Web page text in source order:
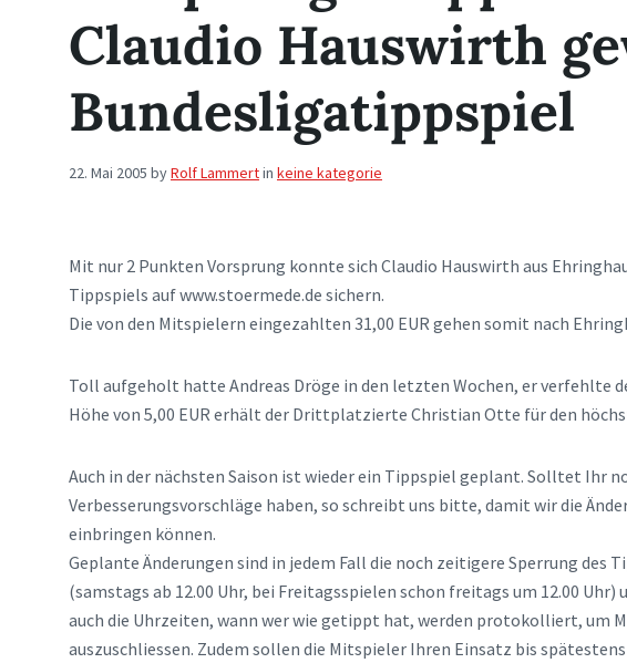
Claudio Hauswirth
Bundesligatippspiel
22. Mai 2005 byRolf Lammertin keine kategorie
Mit nur 2 Punkten Vorsprung konnte sich Claudio Hauswirth aus
Tippspiels auf www.stoermede.de sichern.
Die von den Mitspielern eingezahlten 31,00 EUR gehen somit nach
Toll aufgeholt hatte Andreas Dröge in den letzten Wochen, er verfehlte
Höhe von 5,00 EUR erhält der Drittplatzierte Christian Otte für den
Auch in der nächsten Saison ist wieder ein Tippspiel geplant. Solltet Ihr
Verbesserungsvorschläge haben, so schreibt uns bitte, damit wir die
einbringen können.
Geplante Änderungen sind in jedem Fall die noch zeitigere Sperrung des
(samstags ab 12.00 Uhr, bei Freitagsspielen schon freitags um 12.00 Uhr)
auch die Uhrzeiten, wann wer wie getippt hat, werden protokolliert, um
auszuschliessen. Zudem sollen die Mitspieler Ihren Einsatz bis